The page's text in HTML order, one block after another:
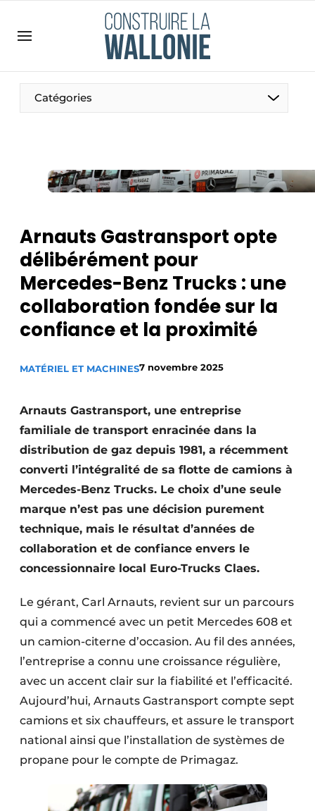
Emploi
Enregistrer une offre d’emploi
Meest gelezen
Podcasts
Privacy / Cookie statement
S’inscrire à l’événement
S’inscrire
Termes et conditions
Catégories
Construction bois
Contrôle d’accès
Éclairage
Fondations
Façades
Infrastructures souterraines et égouttage
Protection solaire
Rénovation
Sécurité incendie
Software
Travaux ferroviaires
Arnauts Gastransport opte
délibérément pour
Mercedes-Benz Trucks : une
collaboration fondée sur la
confiance et la proximité
MATÉRIEL ET MACHINES7 novembre 2025
Arnauts Gastransport, une entreprise
familiale de transport enracinée dans la
distribution de gaz depuis 1981, a récemment
converti l’intégralité de sa flotte de camions à
Mercedes-Benz Trucks. Le choix d’une seule
marque n’est pas une décision purement
technique, mais le résultat d’années de
collaboration et de confiance envers le
concessionnaire local Euro-Trucks Claes.
Le gérant, Carl Arnauts, revient sur un parcours
qui a commencé avec un petit Mercedes 608 et
un camion-citerne d’occasion. Au fil des années,
l’entreprise a connu une croissance régulière,
avec un accent clair sur la fiabilité et l’efficacité.
Aujourd’hui, Arnauts Gastransport compte sept
camions et six chauffeurs, et assure le transport
national ainsi que l’installation de systèmes de
propane pour le compte de Primagaz.